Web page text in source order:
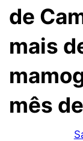
de
mais
mês